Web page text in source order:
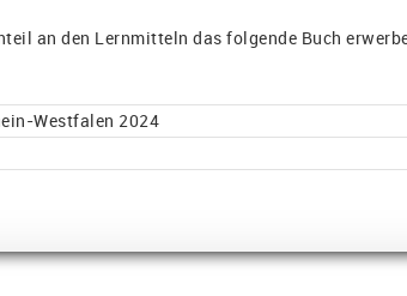
an den Lernmitteln das folgende Buch
Westfalen 2024